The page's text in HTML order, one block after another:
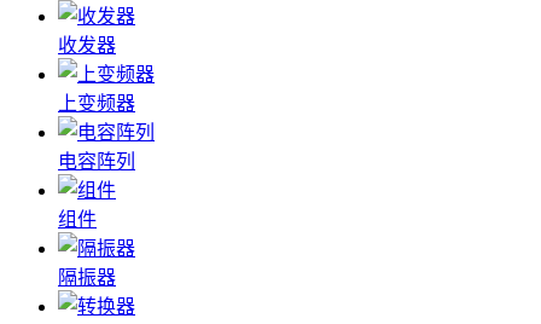
收发器
上变频器
电容阵列
组件
隔振器